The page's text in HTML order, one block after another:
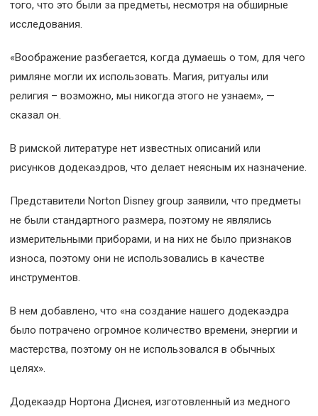
того, что это были за предметы, несмотря на обширные
исследования.
«Воображение разбегается, когда думаешь о том, для чего
римляне могли их использовать. Магия, ритуалы или
религия – возможно, мы никогда этого не узнаем», —
сказал он.
В римской литературе нет известных описаний или
рисунков додекаэдров, что делает неясным их назначение.
Представители Norton Disney group заявили, что предметы
не были стандартного размера, поэтому не являлись
измерительными приборами, и на них не было признаков
износа, поэтому они не использовались в качестве
инструментов.
В нем добавлено, что «на создание нашего додекаэдра
было потрачено огромное количество времени, энергии и
мастерства, поэтому он не использовался в обычных
целях».
Додекаэдр Нортона Диснея, изготовленный из медного